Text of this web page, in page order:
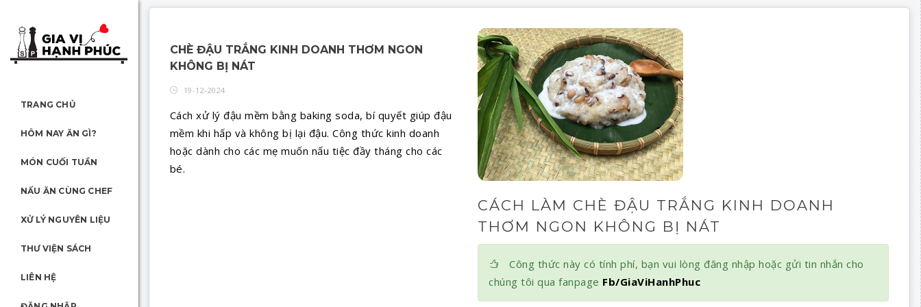
TRANG CHỦ
HÔM NAY ĂN GÌ?
MÓN CUỐI TUẦN
NẤU ĂN CÙNG CHEF
XỬ LÝ NGUYÊN LIỆU
THƯ VIỆN SÁCH
LIÊN HỆ
CHÈ ĐẬU TRẮNG KINH DOANH THƠM NGON
KHÔNG BỊ NÁT
19-12-2024
Cách xử lý đậu mềm bằng baking soda, bí quyết giúp đậu
mềm khi hấp và không bị lại đậu. Công thức kinh doanh
hoặc dành cho các mẹ muốn nấu tiệc đầy tháng cho các
bé.
CÁCH LÀM CHÈ ĐẬU TRẮNG KINH DOANH
THƠM NGON KHÔNG BỊ NÁT
Công thức này có tính phí, bạn vui lòng đăng nhập hoặc gửi tin nhắn cho
chúng tôi qua fanpage Fb/GiaViHanhPhuc